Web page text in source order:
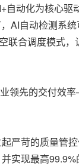
动化为核心
自动检测系
合调度模式
领先的交付
苛的质量管
实现最高